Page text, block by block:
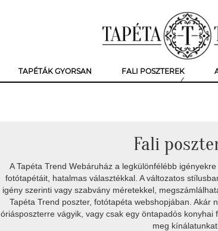
TAPÉTÁK GYORSAN FALI POSZTEREK
Fali
A Tapéta Trend Webáruház a legkülönfélébb
fotótapétáit, hatalmas választékkal. Aváltozatos
igény szerinti vagy szabvány méretekkel,
Tapéta Trend poszter, fotótapéta webshopjában . Akár
óriásposzterre vágyik, vagy csak egy öntapadós konyhai
meg